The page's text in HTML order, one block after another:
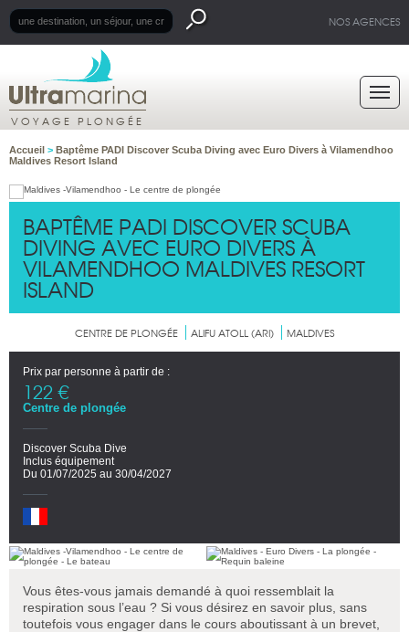
NOS AGENCES
VOYAGE PLONGÉE
Accueil > Baptême PADI Discover Scuba Diving avec Euro Divers à Vilamendhoo
Maldives Resort Island
BAPTÊME PADI DISCOVER SCUBA
DIVING AVEC EURO DIVERS À
VILAMENDHOO MALDIVES RESORT
ISLAND
CENTRE DE PLONGÉE ALIFU ATOLL (ARI) MALDIVES
Prix par personne à partir de :
122 €
Centre de plongée
Discover Scuba Dive
Inclus équipement
Du 01/07/2025 au 30/04/2027
Vous êtes-vous jamais demandé à quoi ressemblait la
respiration sous l’eau ? Si vous désirez en savoir plus, sans
toutefois vous engager dans le cours aboutissant à un brevet,